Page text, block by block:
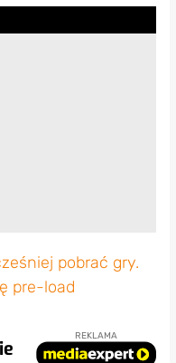
pobrać gry.
pre-load
REKLAMA